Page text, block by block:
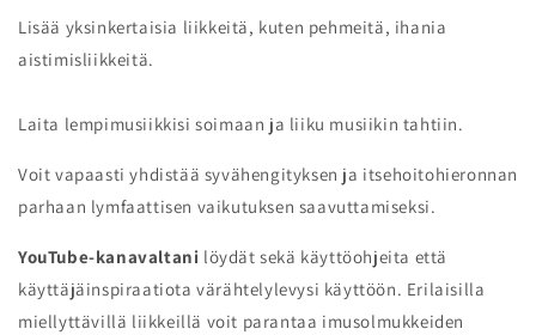
Lisää yksinkertaisia liikkeitä, kuten pehmeitä, ihania
aistimisliikkeitä.
Laita lempimusiikkisi soimaan ja liiku musiikin tahtiin.
Voit vapaasti yhdistää syvähengityksen ja itsehoitohieronnan
parhaan lymfaattisen vaikutuksen saavuttamiseksi.
YouTube-kanavaltani löydät sekä käyttöohjeita että
käyttäjäinspiraatiota värähtelylevysi käyttöön. Erilaisilla
miellyttävillä liikkeillä voit parantaa imusolmukkeiden